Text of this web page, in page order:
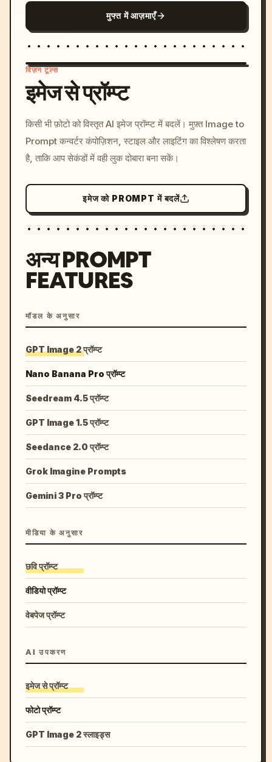
मुफ्त में आज़माएँ
c, cyberpunk sunset, neon
colors, 8k --v 6.0
विज़न टूल्स
इमेज से प्रॉम्प्ट
किसी भी फ़ोटो को विस्तृत AI इमेज प्रॉम्प्ट में बदलें। मुफ़्त Image to
Prompt कन्वर्टर कंपोज़िशन, स्टाइल और लाइटिंग का विश्लेषण करता
है, ताकि आप सेकंडों में वही लुक दोबारा बना सकें।
इमेज को PROMPT में बदलें
अन्य PROMPT
FEATURES
मॉडल के अनुसार
GPT Image 2 प्रॉम्प्ट
Nano Banana Pro प्रॉम्प्ट
Seedream 4.5 प्रॉम्प्ट
GPT Image 1.5 प्रॉम्प्ट
Seedance 2.0 प्रॉम्प्ट
Grok Imagine Prompts
Gemini 3 Pro प्रॉम्प्ट
मीडिया के अनुसार
छवि प्रॉम्प्ट
वीडियो प्रॉम्प्ट
वेबपेज प्रॉम्प्ट
AI उपकरण
इमेज से प्रॉम्प्ट
फोटो प्रॉम्प्ट
GPT Image 2 स्लाइड्स